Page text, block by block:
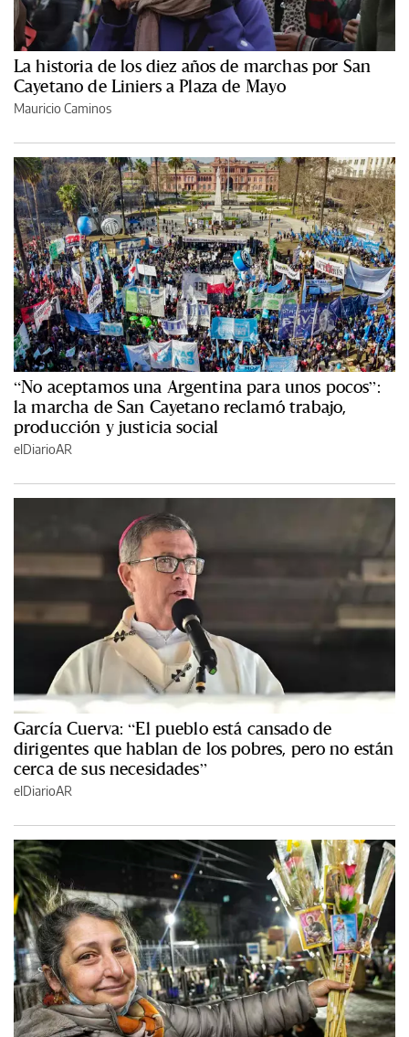
La historia de los diez años de marchas por San
Cayetano de Liniers a Plaza de Mayo
Mauricio Caminos
“No aceptamos una Argentina para unos pocos”:
la marcha de San Cayetano reclamó trabajo,
producción y justicia social
elDiarioAR
García Cuerva: “El pueblo está cansado de
dirigentes que hablan de los pobres, pero no están
cerca de sus necesidades”
elDiarioAR